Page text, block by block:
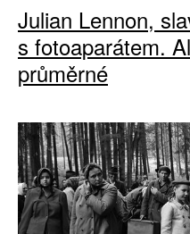
Julian Lennon,
s fotoaparátem.
průměrné